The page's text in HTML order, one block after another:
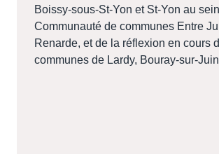
Boissy-sous-St-Yon et St-Yon au
Communauté de communes Entre
Renarde, et de la réflexion en cours
communes de Lardy, Bouray-sur-